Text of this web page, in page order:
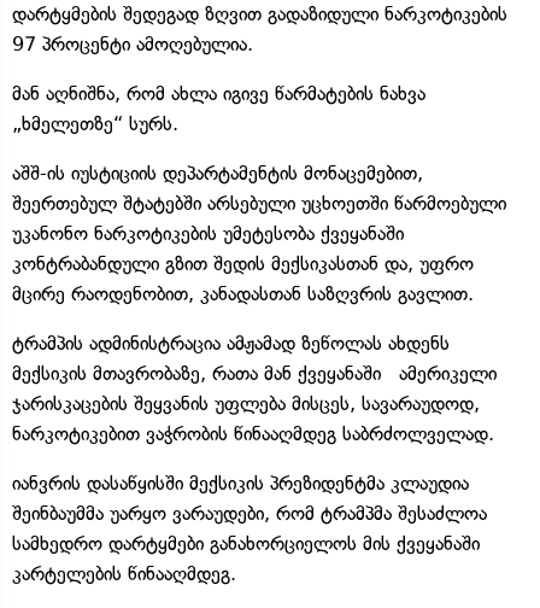
დარტყმების შედეგად ზღვით გადაზიდული ნარკოტიკების
97 პროცენტი ამოღებულია.
მან აღნიშნა, რომ ახლა იგივე წარმატების ნახვა
„ხმელეთზე“ სურს.
აშშ-ის იუსტიციის დეპარტამენტის მონაცემებით,
შეერთებულ შტატებში არსებული უცხოეთში წარმოებული
უკანონო ნარკოტიკების უმეტესობა ქვეყანაში
კონტრაბანდული გზით შედის მექსიკასთან და, უფრო
მცირე რაოდენობით, კანადასთან საზღვრის გავლით.
ტრამპის ადმინისტრაცია ამჟამად ზეწოლას ახდენს
მექსიკის მთავრობაზე, რათა მან ქვეყანაში ამერიკელი
ჯარისკაცების შეყვანის უფლება მისცეს, სავარაუდოდ,
ნარკოტიკებით ვაჭრობის წინააღმდეგ საბრძოლველად.
იანვრის დასაწყისში მექსიკის პრეზიდენტმა კლაუდია
შეინბაუმმა უარყო ვარაუდები, რომ ტრამპმა შესაძლოა
სამხედრო დარტყმები განახორციელოს მის ქვეყანაში
კარტელების წინააღმდეგ.